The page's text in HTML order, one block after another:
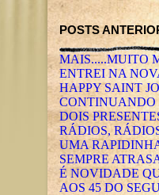
POSTS
MAIS.....MUITO
ENTREI NA
HAPPY SAINT
CONTINUANDO
DOIS
RÁDIOS,
UMA
SEMPRE
É NOVIDADE
AOS 45 DO